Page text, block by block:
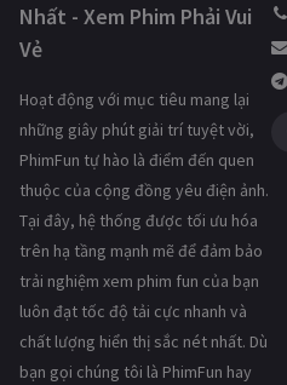
Nhất - Xem Phim Phải Vui
Vẻ
Hoạt động với mục tiêu mang lại
những giây phút giải trí tuyệt vời,
PhimFun tự hào là điểm đến quen
thuộc của cộng đồng yêu điện ảnh.
Tại đây, hệ thống được tối ưu hóa
trên hạ tầng mạnh mẽ để đảm bảo
trải nghiệm xem phim fun của bạn
luôn đạt tốc độ tải cực nhanh và
chất lượng hiển thị sắc nét nhất. Dù
bạn gọi chúng tôi là PhimFun hay